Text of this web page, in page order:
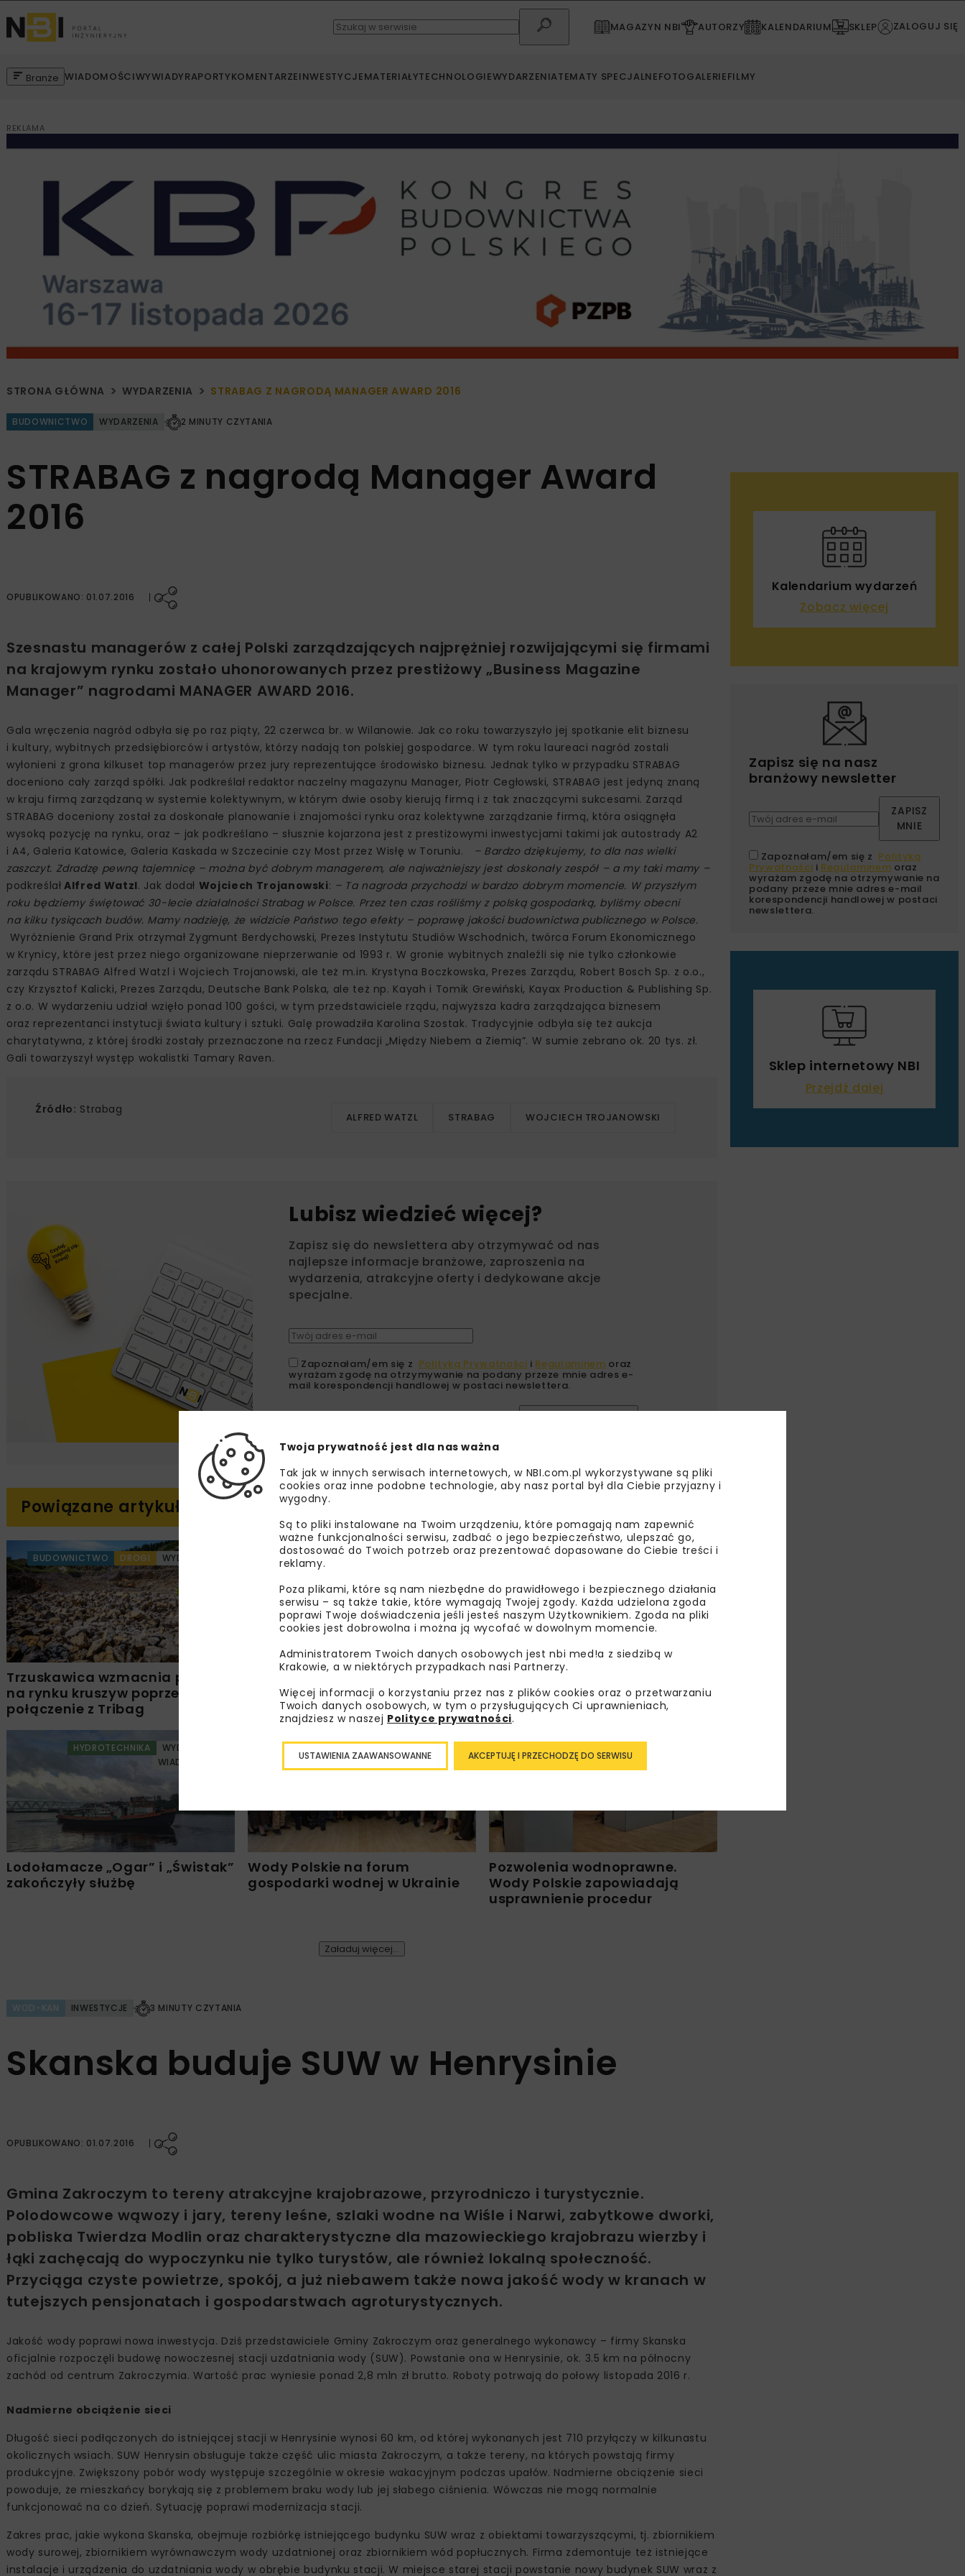
MAGAZYN NBI AUTORZY KALENDARIUM SKLEP ZALOGUJ SIĘ
Branże WIADOMOŚCIWYWIADYRAPORTYKOMENTARZEINWESTYCJEMATERIAŁYTECHNOLOGIEWYDARZENIATEMATY SPECJALNEFOTOGALERIEFILMY
REKLAMA
STRONA GŁÓWNA WYDARZENIA STRABAG Z NAGRODĄ MANAGER AWARD 2016
BUDOWNICTWO WYDARZENIA 2 MINUTY CZYTANIA
STRABAG z nagrodą Manager Award
2016
OPUBLIKOWANO: 01.07.2016
Szesnastu managerów z całej Polski zarządzających najprężniej rozwijającymi się firmami
na krajowym rynku zostało uhonorowanych przez prestiżowy „Business Magazine
Manager” nagrodami MANAGER AWARD 2016.
Gala wręczenia nagród odbyła się po raz piąty, 22 czerwca br. w Wilanowie. Jak co roku towarzyszyło jej spotkanie elit biznesu
i kultury, wybitnych przedsiębiorców i artystów, którzy nadają ton polskiej gospodarce. W tym roku laureaci nagród zostali
wyłonieni z grona kilkuset top managerów przez jury reprezentujące środowisko biznesu. Jednak tylko w przypadku STRABAG
doceniono cały zarząd spółki. Jak podkreślał redaktor naczelny magazynu Manager, Piotr Cegłowski, STRABAG jest jedyną znaną
w kraju firmą zarządzaną w systemie kolektywnym, w którym dwie osoby kierują firmą i z tak znaczącymi sukcesami. Zarząd
STRABAG doceniony został za doskonałe planowanie i znajomości rynku oraz kolektywne zarządzanie firmą, która osiągnęła
wysoką pozycję na rynku, oraz – jak podkreślano – słusznie kojarzona jest z prestiżowymi inwestycjami takimi jak autostrady A2
i A4, Galeria Katowice, Galeria Kaskada w Szczecinie czy Most przez Wisłę w Toruniu.
– Bardzo dziękujemy, to dla nas wielki
zaszczyt. Zdradzę pewną tajemnicę – można być dobrym managerem, ale najważniejszy jest doskonały zespół – a my taki mamy –
podkreślał Alfred Watzl. Jak dodał Wojciech Trojanowski: – Ta nagroda przychodzi w bardzo dobrym momencie. W przyszłym
roku będziemy świętować 30-lecie działalności Strabag w Polsce. Przez ten czas rośliśmy z polską gospodarką, byliśmy obecni
na kilku tysiącach budów. Mamy nadzieję, że widzicie Państwo tego efekty – poprawę jakości budownictwa publicznego w Polsce.
Wyróżnienie Grand Prix otrzymał Zygmunt Berdychowski, Prezes Instytutu Studiów Wschodnich, twórca Forum Ekonomicznego
w Krynicy, które jest przez niego organizowane nieprzerwanie od 1993 r. W gronie wybitnych znaleźli się nie tylko członkowie
zarządu STRABAG Alfred Watzl i Wojciech Trojanowski, ale też m.in. Krystyna Boczkowska, Prezes Zarządu, Robert Bosch Sp. z o.o.,
czy Krzysztof Kalicki, Prezes Zarządu, Deutsche Bank Polska, ale też np. Kayah i Tomik Grewiński, Kayax Production & Publishing Sp.
z o.o. W wydarzeniu udział wzięło ponad 100 gości, w tym przedstawiciele rządu, najwyższa kadra zarządzająca biznesem
oraz reprezentanci instytucji świata kultury i sztuki. Galę prowadziła Karolina Szostak. Tradycyjnie odbyła się też aukcja
charytatywna, z której środki zostały przeznaczone na rzecz Fundacji „Między Niebem a Ziemią”. W sumie zebrano ok. 20 tys. zł.
Gali towarzyszył występ wokalistki Tamary Raven.
Źródło: Strabag
ALFRED WATZL STRABAG WOJCIECH TROJANOWSKI
Lubisz wiedzieć więcej?
Zapisz się do newslettera aby otrzymywać od nas
najlepsze informacje branżowe, zaproszenia na
wydarzenia, atrakcyjne oferty i dedykowane akcje
specjalne.
Zapoznałam/em się z Polityką Prywatności i Regulaminem oraz
wyrażam zgodę na otrzymywanie na podany przeze mnie adres e-
mail korespondencji handlowej w postaci newslettera.
Powiązane artykuły
BUDOWNICTWO DROGI WYDARZENIA
Trzuskawica wzmacnia pozycję
na rynku kruszyw poprzez
połączenie z Tribag
BUDOWNICTWO
WIADOMOŚCI
NIK: samowole budowlane
w Pomorskiem poza
skutecznym nadzorem
HYDROTECHNIKA
WIADOMOŚCI
Wody Polskie realizują projekty
przeciwpowodziowe za blisko 1,5
mld zł
HYDROTECHNIKA
WYDARZENIA
WIADOMOŚCI
Lodołamacze „Ogar” i „Świstak”
zakończyły służbę
HYDROTECHNIKA
WYDARZENIA
WIADOMOŚCI
Wody Polskie na forum
gospodarki wodnej w Ukrainie
Pozwolenia wodnoprawne.
Wody Polskie zapowiadają
usprawnienie procedur
Załaduj więcej...
WOD-KAN INWESTYCJE 3 MINUTY CZYTANIA
Skanska buduje SUW w Henrysinie
OPUBLIKOWANO: 01.07.2016
Gmina Zakroczym to tereny atrakcyjne krajobrazowe, przyrodniczo i turystycznie.
Polodowcowe wąwozy i jary, tereny leśne, szlaki wodne na Wiśle i Narwi, zabytkowe dworki,
pobliska Twierdza Modlin oraz charakterystyczne dla mazowieckiego krajobrazu wierzby i
łąki zachęcają do wypoczynku nie tylko turystów, ale również lokalną społeczność.
Przyciąga czyste powietrze, spokój, a już niebawem także nowa jakość wody w kranach w
tutejszych pensjonatach i gospodarstwach agroturystycznych.
Jakość wody poprawi nowa inwestycja. Dziś przedstawiciele Gminy Zakroczym oraz generalnego wykonawcy – firmy Skanska
oficjalnie rozpoczęli budowę nowoczesnej stacji uzdatniania wody (SUW). Powstanie ona w Henrysinie, ok. 3.5 km na północny
zachód od centrum Zakroczymia. Wartość prac wyniesie ponad 2,8 mln zł brutto. Roboty potrwają do połowy listopada 2016 r.
Nadmierne obciążenie sieci
Długość sieci podłączonych do istniejącej stacji w Henrysinie wynosi 60 km, od której wykonanych jest 710 przyłączy w kilkunastu
okolicznych wsiach. SUW Henrysin obsługuje także część ulic miasta Zakroczym, a także tereny, na których powstają firmy
produkcyjne. Zwiększony pobór wody występuje szczególnie w okresie wakacyjnym podczas upałów. Nadmierne obciążenie sieci
powoduje, że mieszkańcy borykają się z problemem braku wody lub jej słabego ciśnienia. Wówczas nie mogą normalnie
funkcjonować na co dzień. Sytuację poprawi modernizacja stacji.
Zakres prac, jakie wykona Skanska, obejmuje rozbiórkę istniejącego budynku SUW wraz z obiektami towarzyszącymi, tj. zbiornikiem
wody surowej, zbiornikiem wyrównawczym wody uzdatnionej oraz zbiornikiem wód popłucznych. Firma zdemontuje też istniejące
instalacje i urządzenia do uzdatniania wody w obrębie budynku stacji. W miejsce starej stacji powstanie nowy budynek SUW wraz z
Kalendarium wydarzeń
Zobacz więcej
Zapisz się na nasz
branżowy newsletter
ZAPISZ
MNIE
Zapoznałam/em się z Polityką
Prywatności i Regulaminem oraz
wyrażam zgodę na otrzymywanie na
podany przeze mnie adres e-mail
korespondencji handlowej w postaci
newslettera.
Sklep internetowy NBI
Przejdź dalej
Twoja prywatność jest dla nas ważna
Tak jak w innych serwisach internetowych, w NBI.com.pl wykorzystywane są pliki
cookies oraz inne podobne technologie, aby nasz portal był dla Ciebie przyjazny i
wygodny.
Są to pliki instalowane na Twoim urządzeniu, które pomagają nam zapewnić
ważne funkcjonalności serwisu, zadbać o jego bezpieczeństwo, ulepszać go,
dostosować do Twoich potrzeb oraz prezentować dopasowane do Ciebie treści i
reklamy.
Poza plikami, które są nam niezbędne do prawidłowego i bezpiecznego działania
serwisu – są także takie, które wymagają Twojej zgody. Każda udzielona zgoda
poprawi Twoje doświadczenia jeśli jesteś naszym Użytkownikiem. Zgoda na pliki
cookies jest dobrowolna i można ją wycofać w dowolnym momencie.
Administratorem Twoich danych osobowych jest nbi med!a z siedzibą w
Krakowie, a w niektórych przypadkach nasi Partnerzy.
Więcej informacji o korzystaniu przez nas z plików cookies oraz o przetwarzaniu
Twoich danych osobowych, w tym o przysługujących Ci uprawnieniach,
znajdziesz w naszej Polityce prywatności.
AKCEPTUJĘ I PRZECHODZĘ DO SERWISU
USTAWIENIA ZAAWANSOWANNE